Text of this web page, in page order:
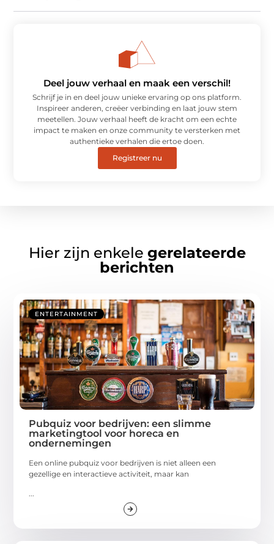
Deel jouw verhaal en maak een verschil!
Schrijf je in en deel jouw unieke ervaring op ons platform.
Inspireer anderen, creëer verbinding en laat jouw stem
meetellen. Jouw verhaal heeft de kracht om een echte
impact te maken en onze community te versterken met
authentieke verhalen die ertoe doen.
Registreer nu
Hier zijn enkele gerelateerde
berichten
ENTERTAINMENT
Pubquiz voor bedrijven: een slimme
marketingtool voor horeca en
ondernemingen
Een online pubquiz voor bedrijven is niet alleen een
gezellige en interactieve activiteit, maar kan
...